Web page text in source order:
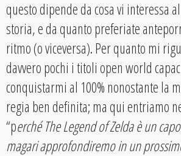
questo dipende da cosa vi interessa
storia, e da quanto preferiate
ritmo (o viceversa). Per quanto mi
davvero pochi i titoli open world
conquistarmi al 100% nonostante la
regia ben definita; ma qui entriamo
“perché The Legend of Zelda è un
magari approfondiremo in un